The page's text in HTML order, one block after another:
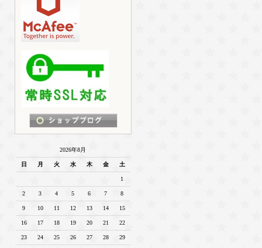
2026年8月
日 月 火 水 木 金 土
1
2 3 4 5 6 7 8
9 10 11 12 13 14 15
16 17 18 19 20 21 22
23 24 25 26 27 28 29